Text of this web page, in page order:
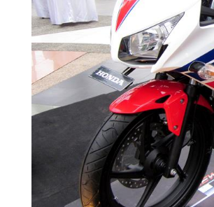
Yamaha Indonesia
Sudah pakai winglet
Begini penampakan
Berkenalan dengan
Yamaha Rilis New R15M
Penampakan tim Red
MotoGP : Francesco